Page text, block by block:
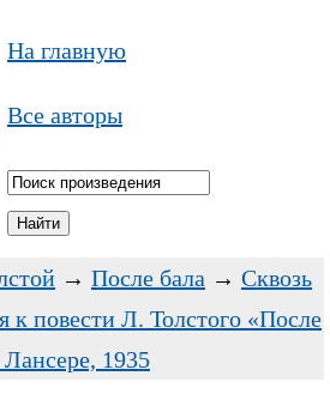
На главную
Все авторы
→ После бала → Сквозь
к повести Л. Толстого «После
1935